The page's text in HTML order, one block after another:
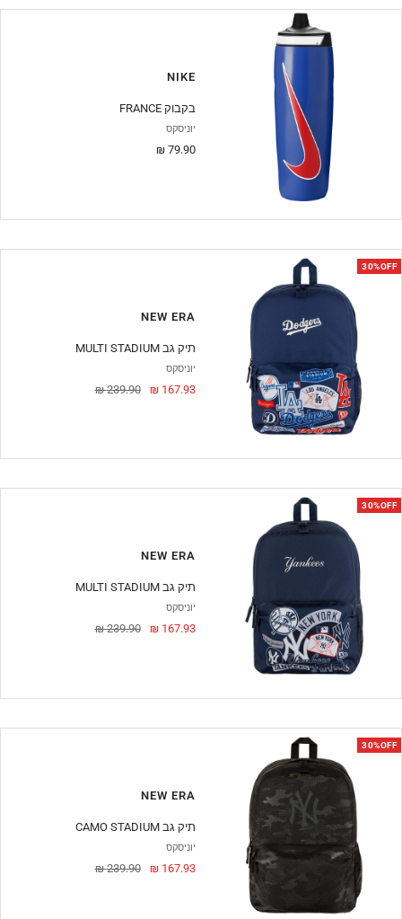
NIKE
FRANCE בקבוק
יוניסקס
מחיר
79.90 ₪
30%OFF
NEW ERA
MULTI STADIUM תיק גב
יוניסקס
מחיר
167.93 ₪ מחיר
239.90 ₪
30%OFF
NEW ERA
MULTI STADIUM תיק גב
יוניסקס
מחיר
167.93 ₪ מחיר
239.90 ₪
30%OFF
NEW ERA
CAMO STADIUM תיק גב
יוניסקס
מחיר
167.93 ₪ מחיר
239.90 ₪